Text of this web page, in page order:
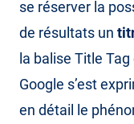
se réserver la
de résultats un
la balise Title
Google s’est
en détail le